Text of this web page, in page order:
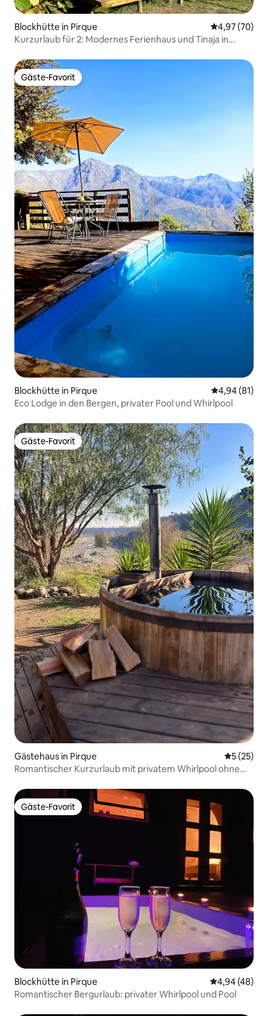
Blockhütte in Pirque
4,97 (70)
Kurzurlaub für 2: Modernes Ferienhaus und Tinaja in
Gäste-Favorit
Gäste-Favorit
Blockhütte in Pirque
4,94 (81)
Eco Lodge in den Bergen, privater Pool und Whirlpool
Gäste-Favorit
Gäste-Favorit
Gästehaus in Pirque
5 (25)
Romantischer Kurzurlaub mit privatem Whirlpool ohne
Gäste-Favorit
Gäste-Favorit
Blockhütte in Pirque
4,94 (48)
Romantischer Bergurlaub: privater Whirlpool und Pool